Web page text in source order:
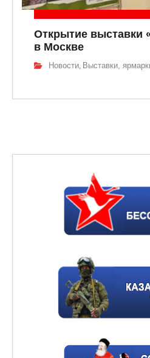
Открытие выставки
в Москве
Новости, Выставки,